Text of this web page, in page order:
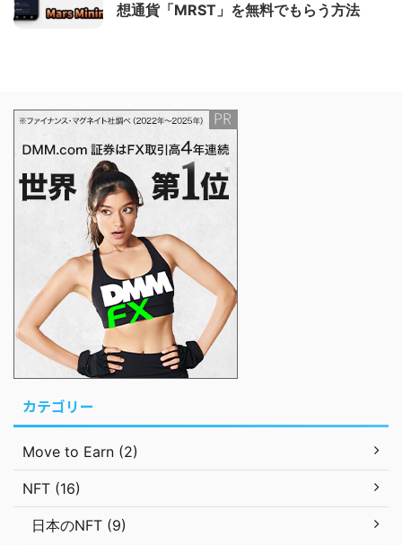
想通貨「MRST」を無料でもらう方法
カテゴリー
Move to Earn (2)
NFT (16)
日本のNFT (9)